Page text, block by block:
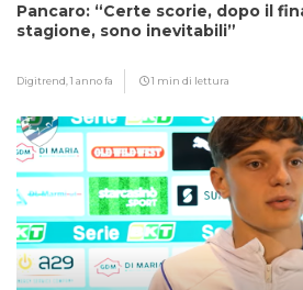
Pancaro: “Certe scorie, dopo il
stagione, sono inevitabili”
Digitrend,1 anno fa 1 min di lettura